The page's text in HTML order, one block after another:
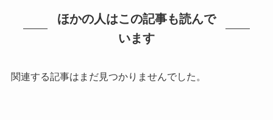
ほかの人はこの記事も読んで
います
関連する記事はまだ見つかりませんでした。